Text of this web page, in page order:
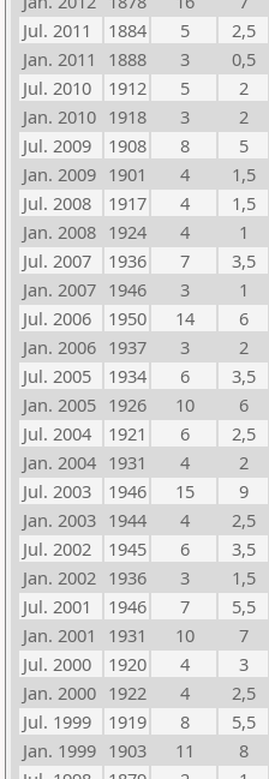
Jul. 2011
1884 5
2,5
Jan. 2011
1888 3
0,5
Jul. 2010
1912 5
2
Jan. 2010 1918 3
2
Jul. 2009
1908 8
5
Jan. 2009 1901 4
1,5
Jul. 2008
1917 4
1,5
Jan. 2008 1924 4
1
Jul. 2007
1936 7
3,5
Jan. 2007 1946 3
1
Jul. 2006
1950 14
6
Jan. 2006 1937 3
2
Jul. 2005
1934 6
3,5
Jan. 2005 1926 10
6
Jul. 2004
1921 6
2,5
Jan. 2004 1931 4
2
Jul. 2003
1946 15
9
Jan. 2003 1944 4
2,5
Jul. 2002
1945 6
3,5
Jan. 2002 1936 3
1,5
Jul. 2001
1946 7
5,5
Jan. 2001
1931 10
7
Jul. 2000
1920 4
3
Jan. 2000 1922 4
2,5
Jul. 1999
1919 8
5,5
Jan. 1999 1903 11
8